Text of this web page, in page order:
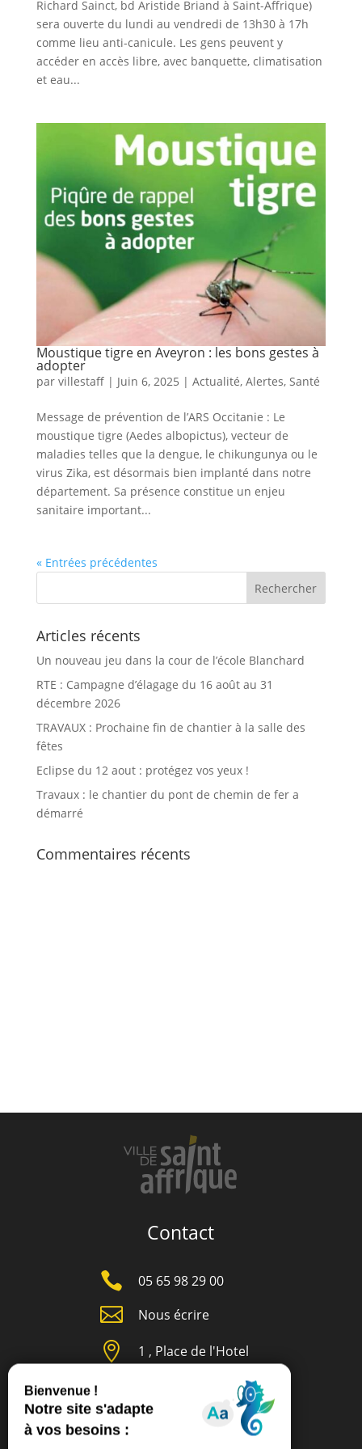
Richard Sainct, bd Aristide Briand à Saint-Affrique)
sera ouverte du lundi au vendredi de 13h30 à 17h
comme lieu anti-canicule. Les gens peuvent y
accéder en accès libre, avec banquette, climatisation
et eau...
Moustique tigre en Aveyron : les bons gestes à
adopter
par villestaff| Juin 6, 2025 | Actualité, Alertes, Santé
Message de prévention de l’ARS Occitanie : Le
moustique tigre (Aedes albopictus), vecteur de
maladies telles que la dengue, le chikungunya ou le
virus Zika, est désormais bien implanté dans notre
département. Sa présence constitue un enjeu
sanitaire important...
« Entrées précédentes
Articles récents
Un nouveau jeu dans la cour de l’école Blanchard
RTE : Campagne d’élagage du 16 août au 31
décembre 2026
TRAVAUX : Prochaine fin de chantier à la salle des
fêtes
Eclipse du 12 aout : protégez vos yeux !
Travaux : le chantier du pont de chemin de fer a
démarré
Commentaires récents
Contact
 05 65 98 29 00
 Nous écrire

1 , Place de l'Hotel
AFFRIQUE